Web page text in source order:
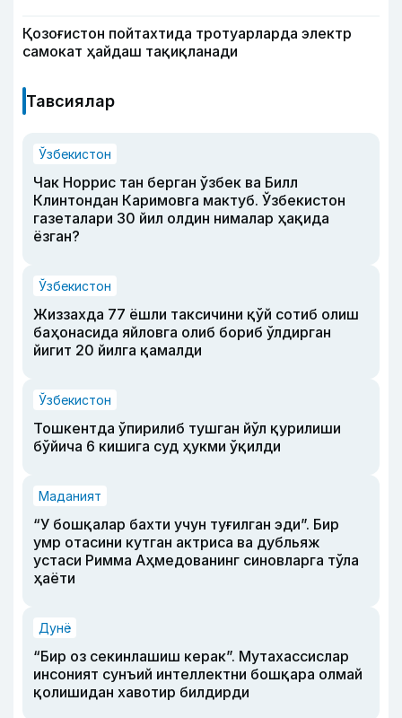
Қозоғистон пойтахтида тротуарларда электр
самокат ҳайдаш тақиқланади
Тавсиялар
Ўзбекистон
Чак Норрис тан берган ўзбек ва Билл
Клинтондан Каримовга мактуб. Ўзбекистон
газеталари 30 йил олдин нималар ҳақида
ёзган?
Ўзбекистон
Жиззахда 77 ёшли таксичини қўй сотиб олиш
баҳонасида яйловга олиб бориб ўлдирган
йигит 20 йилга қамалди
Ўзбекистон
Тошкентда ўпирилиб тушган йўл қурилиши
бўйича 6 кишига суд ҳукми ўқилди
Маданият
“У бошқалар бахти учун туғилган эди”. Бир
умр отасини кутган актриса ва дубльяж
устаси Римма Аҳмедованинг синовларга тўла
ҳаёти
Дунё
“Бир оз секинлашиш керак”. Мутахассислар
инсоният сунъий интеллектни бошқара олмай
қолишидан хавотир билдирди